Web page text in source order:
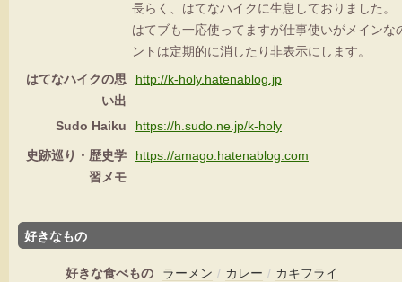
長らく、はてなハイクに生息しておりました。
はてブも一応使ってますが仕事使いがメイン
ントは定期的に消したり非表示にします。
はてなハイクの思
い出
http://k-holy.hatenablog.jp
Sudo Haiku https://h.sudo.ne.jp/k-holy
史跡巡り・歴史学
習メモ
https://amago.hatenablog.com
好きなもの
好きな食べもの ラーメン / カレー / カキフライ